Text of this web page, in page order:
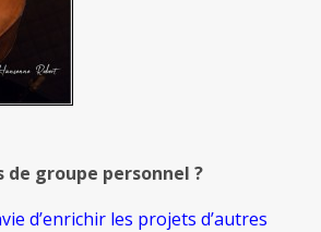
groupe personnel ?
d’enrichir les projets d’autres